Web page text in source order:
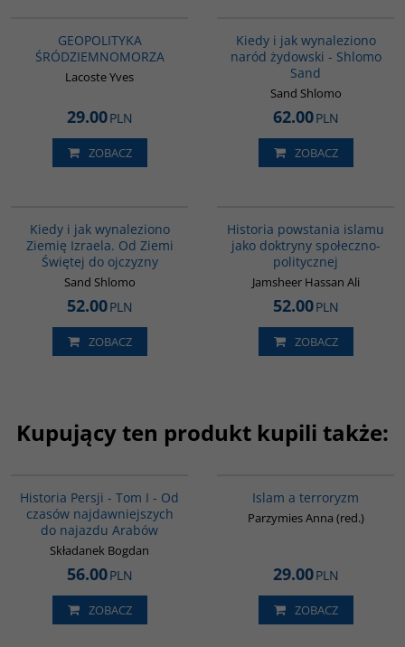
GEOPOLITYKA
ŚRÓDZIEMNOMORZA
Lacoste Yves
29.00PLN
ZOBACZ
Kiedy i jak wynaleziono
naród żydowski - Shlomo
Sand
Sand Shlomo
62.00PLN
ZOBACZ
Kiedy i jak wynaleziono
Ziemię Izraela. Od Ziemi
Świętej do ojczyzny
Sand Shlomo
52.00PLN
ZOBACZ
Historia powstania islamu
jako doktryny społeczno-
politycznej
Jamsheer Hassan Ali
52.00PLN
ZOBACZ
Kupujący ten produkt kupili także:
Historia Persji - Tom I - Od
czasów najdawniejszych
do najazdu Arabów
Składanek Bogdan
56.00PLN
ZOBACZ
Islam a terroryzm
Parzymies Anna (red.)
29.00PLN
ZOBACZ